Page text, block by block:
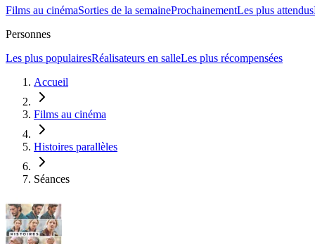
Films au cinémaSorties de la semaineProchainementLes plus attendus
Personnes
Les plus populairesRéalisateurs en salleLes plus récompensées
Accueil
Films au cinéma
Histoires parallèles
Séances